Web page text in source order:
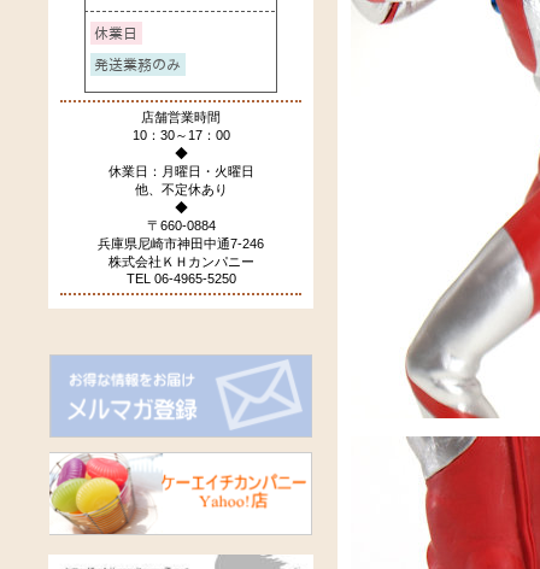
店舗営業時間
10：30～17：00
◆
休業日：月曜日・火曜日
他、不定休あり
◆
〒660-0884
兵庫県尼崎市神田中通7-246
株式会社ＫＨカンパニー
TEL 06-4965-5250